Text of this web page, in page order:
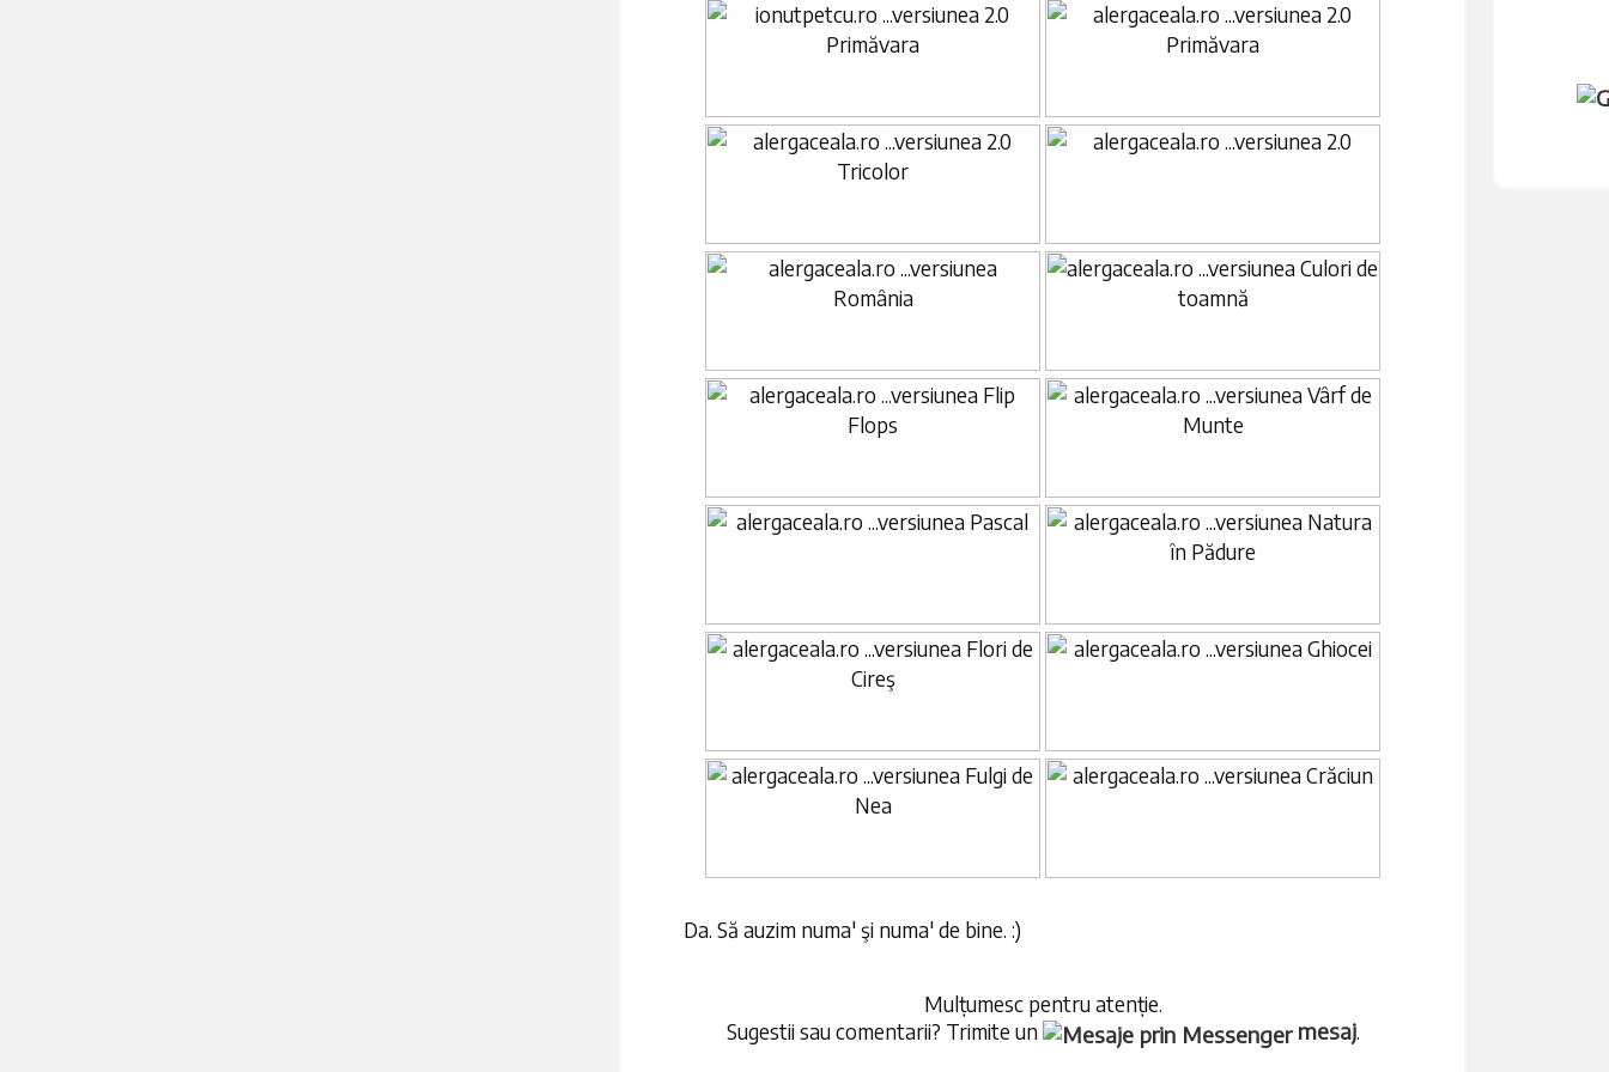
Da. Să auzim numa' şi numa' de bine. :)
Mulțumesc pentru atenție.
Sugestii sau comentarii? Trimite un
mesaj.